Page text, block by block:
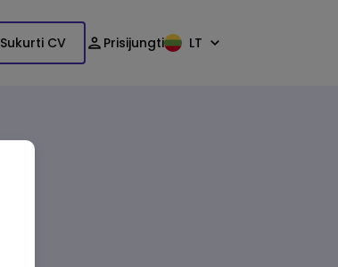
Sukurti CV Prisijungti LT